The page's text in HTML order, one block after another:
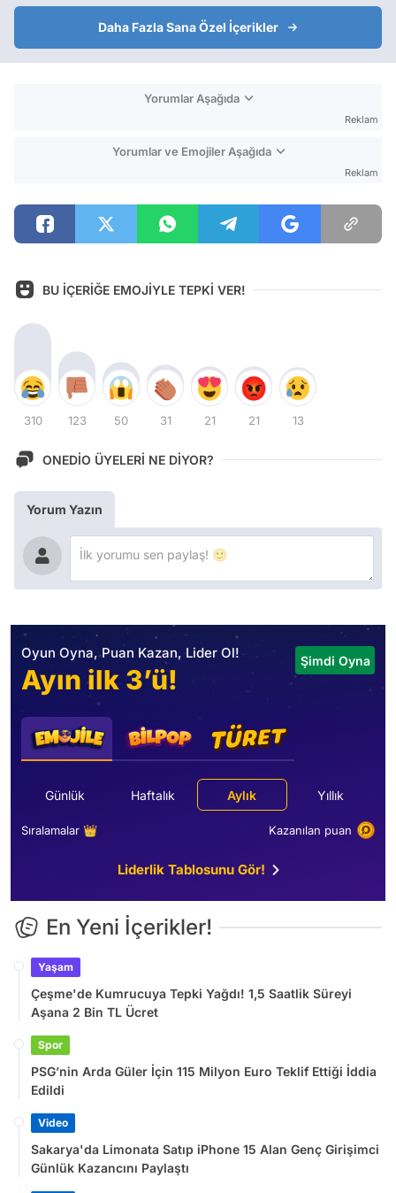
Daha Fazla Sana Özel İçerikler
Yorumlar Aşağıda
Reklam
Yorumlar ve Emojiler Aşağıda
Reklam
BU İÇERİĞE EMOJİYLE TEPKİ VER!
310 123 50 31 21 21 13
ONEDİO ÜYELERİ NE DİYOR?
Yorum Yazın
Oyun Oyna, Puan Kazan, Lider Ol!
Ayın ilk 3’ü!
Şimdi Oyna
Günlük Haftalık Aylık Yıllık
Sıralamalar 👑 Kazanılan puan
Liderlik Tablosunu Gör!
En Yeni İçerikler!
Yaşam
Çeşme'de Kumrucuya Tepki Yağdı! 1,5 Saatlik Süreyi
Aşana 2 Bin TL Ücret
Spor
PSG’nin Arda Güler İçin 115 Milyon Euro Teklif Ettiği İddia
Edildi
Video
Sakarya'da Limonata Satıp iPhone 15 Alan Genç Girişimci
Günlük Kazancını Paylaştı